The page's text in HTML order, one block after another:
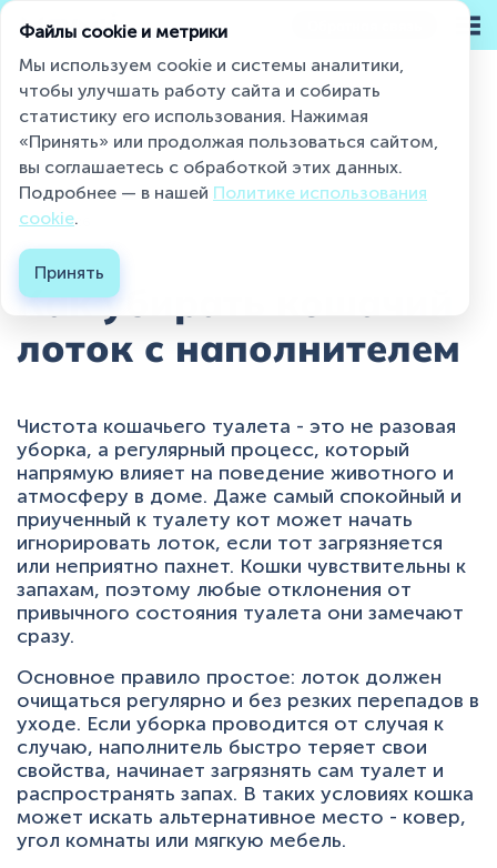
Miaumi® на страже чистоты и свежести
Каталог
О бренде
Контакты
Контакты
+7 (495) 223-95-39
hello@miaumi.ru
Статьи Как убирать кошачий лоток с на...
30.06.2026
Как убирать кошачий
лоток с наполнителем
Чистота кошачьего туалета - это не разовая
уборка, а регулярный процесс, который
напрямую влияет на поведение животного и
атмосферу в доме. Даже самый спокойный и
приученный к туалету кот может начать
игнорировать лоток, если тот загрязняется
или неприятно пахнет. Кошки чувствительны к
запахам, поэтому любые отклонения от
привычного состояния туалета они замечают
сразу.
Основное правило простое: лоток должен
очищаться регулярно и без резких перепадов в
уходе. Если уборка проводится от случая к
случаю, наполнитель быстро теряет свои
свойства, начинает загрязнять сам туалет и
распространять запах. В таких условиях кошка
может искать альтернативное место - ковер,
угол комнаты или мягкую мебель.
Файлы cookie и метрики
Мы используем cookie и системы аналитики,
чтобы улучшать работу сайта и собирать
статистику его использования. Нажимая
«Принять» или продолжая пользоваться сайтом,
вы соглашаетесь с обработкой этих данных.
Подробнее — в нашей Политике использования
cookie.
Принять